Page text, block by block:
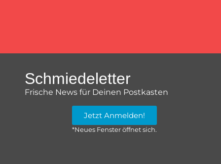
Schmiedeletter
Frische News für Deinen Postkasten
Jetzt Anmelden!
*Neues Fenster öffnet sich.